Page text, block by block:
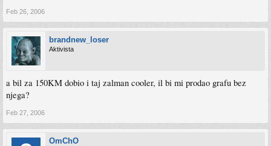
Feb 26, 2006
brandnew_loser
Aktivista
a bil za 150KM dobio i taj zalman cooler, il bi mi prodao grafu bez
njega?
Feb 27, 2006
OmChO